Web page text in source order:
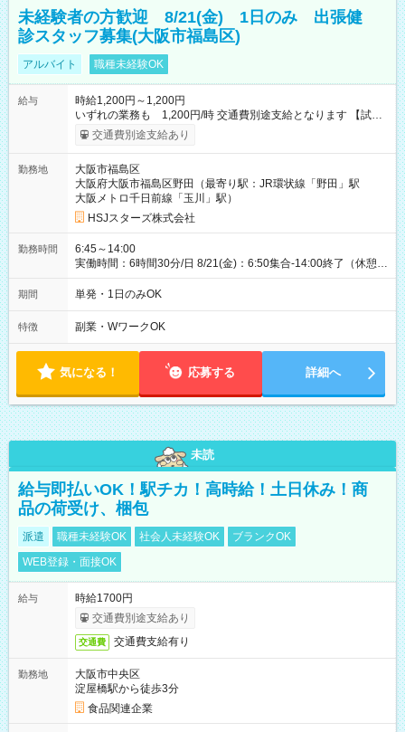
未経験者の方歓迎 8/21(金) 1日のみ 出張健
診スタッフ募集(大阪市福島区)
アルバイト 職種未経験OK
給与
時給1,200円～1,200円
いずれの業務も 1,200円/時 交通費別途支給となります 【試用
期間】試用期間なし
交通費別途支給あり
勤務地
大阪市福島区
大阪府大阪市福島区野田（最寄り駅：JR環状線「野田」駅
大阪メトロ千日前線「玉川」駅）
HSJスターズ株式会社
勤務時間
6:45～14:00
実働時間：6時間30分/日 8/21(金)：6:50集合-14:00終了（休憩
45分)
期間 単発・1日のみOK
特徴 副業・WワークOK
気になる！ 応募する 詳細へ
未読
給与即払いOK！駅チカ！高時給！土日休み！商
品の荷受け、梱包
派遣 職種未経験OK 社会人未経験OK
ブランクOK
WEB登録・面接OK
給与
時給1700円
交通費別途支給あり
交通費 交通費支給有り
勤務地
大阪市中央区
淀屋橋駅から徒歩3分
食品関連企業